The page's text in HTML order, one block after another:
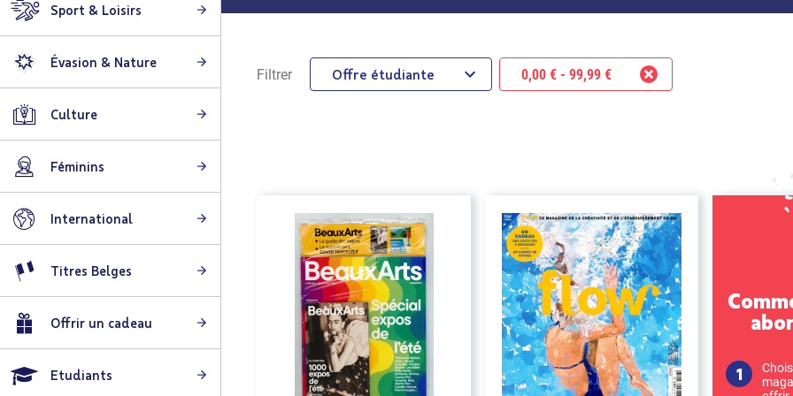
Filtrer Offre étudiante 0,00 € - 99,99 €
Sport & Loisirs
Évasion & Nature
Culture
Féminins
International
Titres Belges
Offrir un cadeau
Etudiants